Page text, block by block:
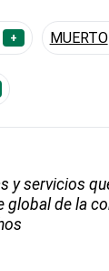
+ MUERTO
y servicios
global de la